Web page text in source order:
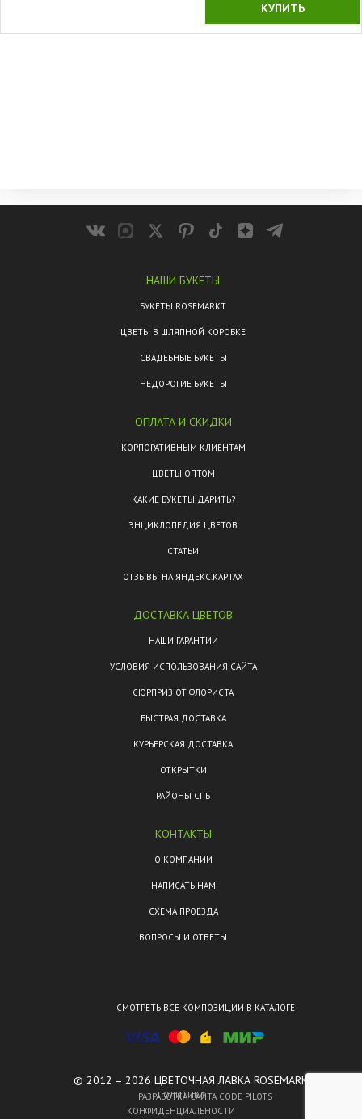
КУПИТЬ
НАШИ БУКЕТЫ
БУКЕТЫ ROSEMARKT
ЦВЕТЫ В ШЛЯПНОЙ КОРОБКЕ
СВАДЕБНЫЕ БУКЕТЫ
НЕДОРОГИЕ БУКЕТЫ
ОПЛАТА И СКИДКИ
КОРПОРАТИВНЫМ КЛИЕНТАМ
ЦВЕТЫ ОПТОМ
КАКИЕ БУКЕТЫ ДАРИТЬ?
ЭНЦИКЛОПЕДИЯ ЦВЕТОВ
СТАТЬИ
ОТЗЫВЫ НА ЯНДЕКС.КАРТАХ
ДОСТАВКА ЦВЕТОВ
НАШИ ГАРАНТИИ
УСЛОВИЯ ИСПОЛЬЗОВАНИЯ САЙТА
СЮРПРИЗ ОТ ФЛОРИСТА
БЫСТРАЯ ДОСТАВКА
КУРЬЕРСКАЯ ДОСТАВКА
ОТКРЫТКИ
РАЙОНЫ СПБ
ПОЛИТИКА
КОНФИДЕНЦИАЛЬНОСТИ
КОНТАКТЫ
О КОМПАНИИ
НАПИСАТЬ НАМ
СХЕМА ПРОЕЗДА
ВОПРОСЫ И ОТВЕТЫ
СМОТРЕТЬ ВСЕ КОМПОЗИЦИИ В КАТАЛОГЕ
© 2012 – 2026 ЦВЕТОЧНАЯ ЛАВКА ROSEMARKT.
РАЗРАБОТКА САЙТА CODE PILOTS